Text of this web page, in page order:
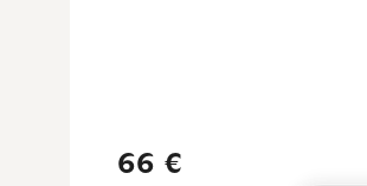
66 €